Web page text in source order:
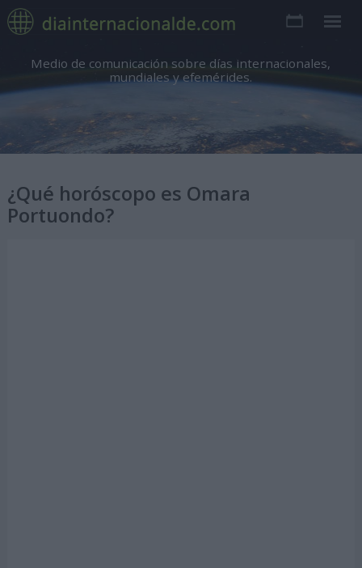
Medio de comunicación sobre días internacionales,
mundiales y efemérides.
¿Qué horóscopo es Omara
Portuondo?